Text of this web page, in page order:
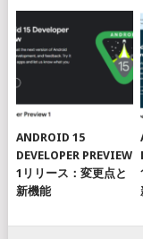
ANDROID 15
DEVELOPER PREVIEW
1リリース：変更点と
新機能